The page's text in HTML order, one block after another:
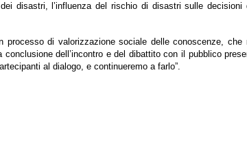
disastri, l’influenza del rischio di disastri sulle
processo di valorizzazione sociale delle conoscenze,
conclusione dell’incontro e del dibattito con il pubblico
al dialogo, e continueremo a farlo”.